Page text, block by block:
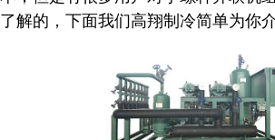
了解的，下面我们高翔制冷简单为你介